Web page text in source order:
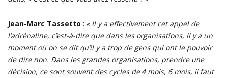
Jean-Marc Tassetto : « Il y a effectivement cet appel de
l’adrénaline, c’est-à-dire que dans les organisations, il y a un
moment où on se dit qu’il y a trop de gens qui ont le pouvoir
de dire non. Dans les grandes organisations, prendre une
décision, ce sont souvent des cycles de 4 mois, 6 mois, il faut